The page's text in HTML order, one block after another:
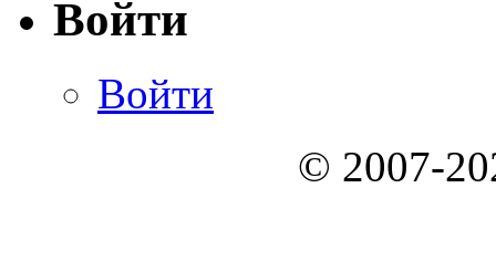
Войти
Войти
© 2007-